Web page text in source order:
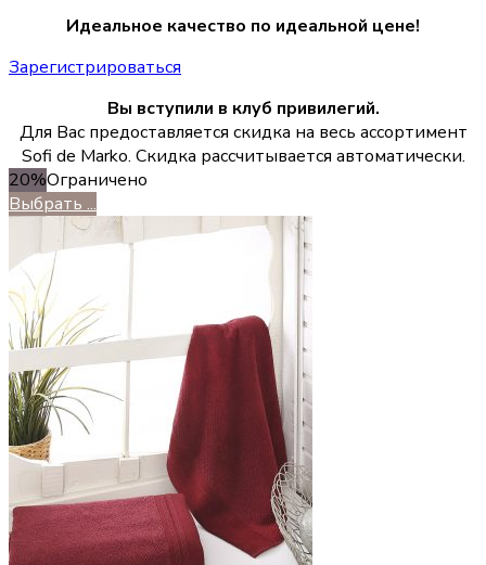
Идеальное качество по идеальной цене!
Зарегистрироваться
Вы вступили в клуб привилегий.
Для Вас предоставляется скидка на весь ассортимент
Sofi de Marko. Скидка рассчитывается автоматически.
20%Ограничено
Выбрать ...